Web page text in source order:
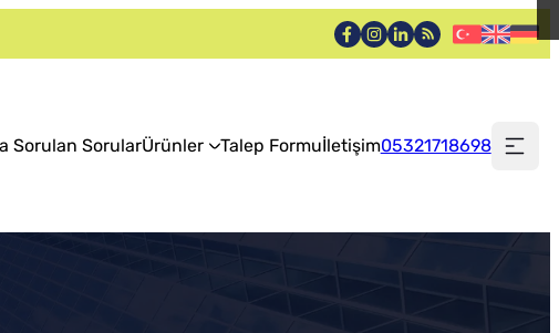
Sorulan SorularÜrünler Talep Formuİletişim05321718698